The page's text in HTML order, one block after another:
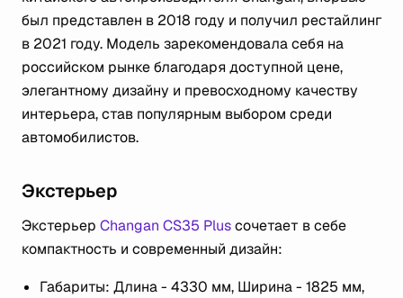
был представлен в 2018 году и получил рестайлинг
в 2021 году. Модель зарекомендовала себя на
российском рынке благодаря доступной цене,
элегантному дизайну и превосходному качеству
интерьера, став популярным выбором среди
автомобилистов​​.
Экстерьер
Экстерьер Changan CS35 Plusсочетает в себе
компактность и современный дизайн:
Габариты: Длина - 4330 мм, Ширина - 1825 мм,